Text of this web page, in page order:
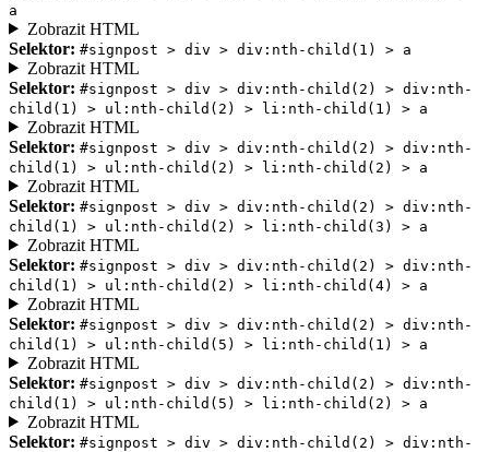
a
Zobrazit HTML
Selektor: #signpost > div > div:nth-child(1) > a
Zobrazit HTML
Selektor: #signpost > div > div:nth-child(2) > div:nth-
child(1) > ul:nth-child(2) > li:nth-child(1) > a
Zobrazit HTML
Selektor: #signpost > div > div:nth-child(2) > div:nth-
child(1) > ul:nth-child(2) > li:nth-child(2) > a
Zobrazit HTML
Selektor: #signpost > div > div:nth-child(2) > div:nth-
child(1) > ul:nth-child(2) > li:nth-child(3) > a
Zobrazit HTML
Selektor: #signpost > div > div:nth-child(2) > div:nth-
child(1) > ul:nth-child(2) > li:nth-child(4) > a
Zobrazit HTML
Selektor: #signpost > div > div:nth-child(2) > div:nth-
child(1) > ul:nth-child(5) > li:nth-child(1) > a
Zobrazit HTML
Selektor: #signpost > div > div:nth-child(2) > div:nth-
child(1) > ul:nth-child(5) > li:nth-child(2) > a
Zobrazit HTML
Selektor: #signpost > div > div:nth-child(2) > div:nth-